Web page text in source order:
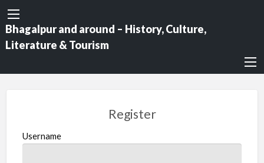
Bhagalpur and around – History, Culture,
Literature & Tourism
Register
Username